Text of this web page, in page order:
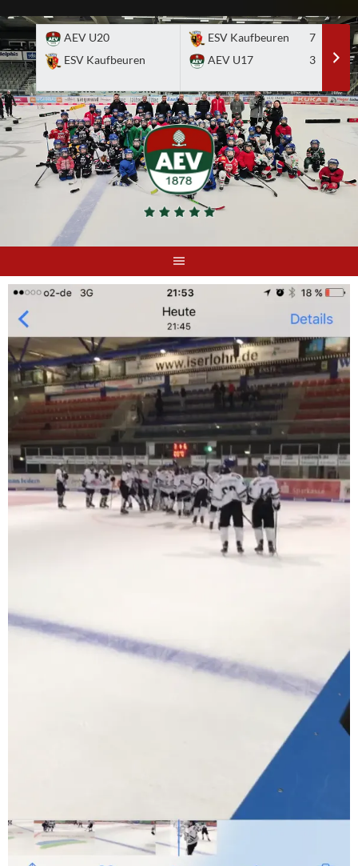
to
content
AEV U20
ESV Kaufbeuren
ESV Kaufbeuren
7
AEV U17
3